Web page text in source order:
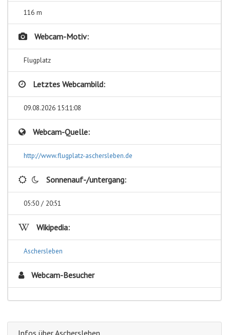
116 m
Webcam-Motiv:
Flugplatz
Letztes Webcambild:
09.08.2026 15:11:08
Webcam-Quelle:
http://www.flugplatz-aschersleben.de
Sonnenauf-/untergang:
05:50 / 20:51
Wikipedia:
Aschersleben
Webcam-Besucher
Infos über Aschersleben